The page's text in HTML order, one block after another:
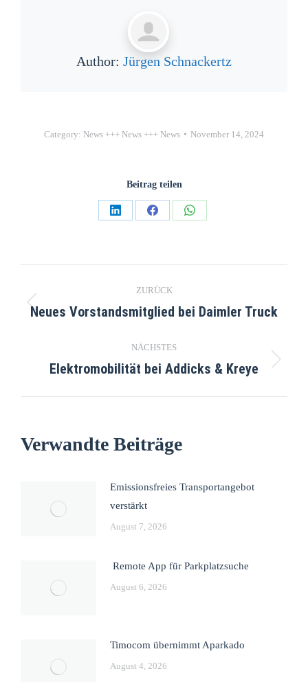
Author: Jürgen Schnackertz
Category: News +++ News +++ News November 14, 2024
Beitrag teilen
ZURÜCK
Neues Vorstandsmitglied bei Daimler Truck
NÄCHSTES
Elektromobilität bei Addicks & Kreye
Verwandte Beiträge
Emissionsfreies Transportangebot
verstärkt
August 7, 2026
Remote App für Parkplatzsuche
August 6, 2026
Timocom übernimmt Aparkado
August 4, 2026